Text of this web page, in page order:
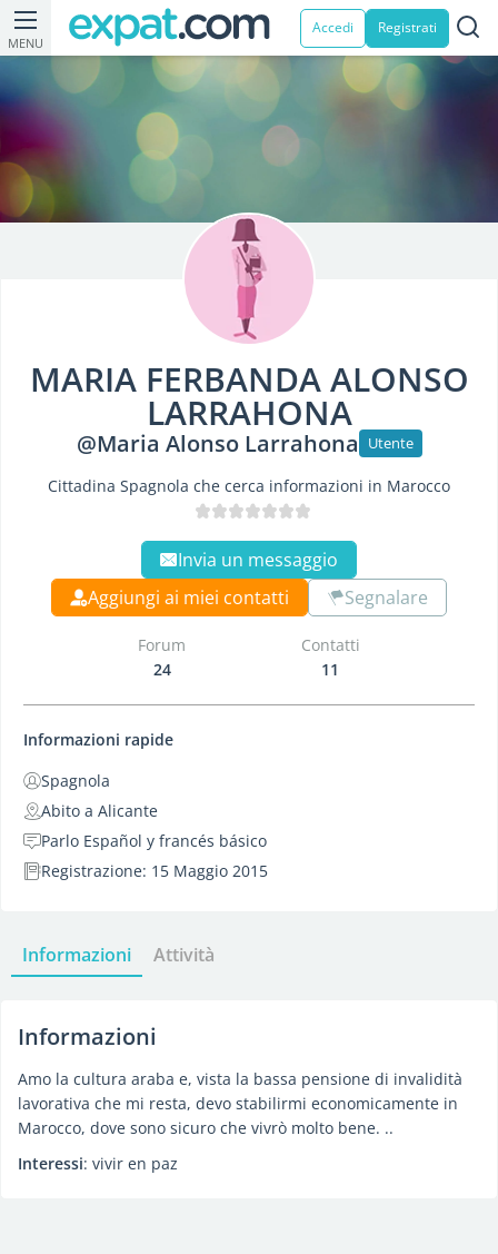
MENU
Accedi Registrati
MARIA FERBANDA ALONSO
LARRAHONA
@Maria Alonso Larrahona Utente
Cittadina Spagnola che cerca informazioni in Marocco
Invia un messaggio
Aggiungi ai miei contatti
Segnalare
Forum
24
Contatti
11
Informazioni rapide
Spagnola
Abito a Alicante
Parlo Español y francés básico
Registrazione: 15 Maggio 2015
Informazioni Attività
Informazioni
Amo la cultura araba e, vista la bassa pensione di invalidità
lavorativa che mi resta, devo stabilirmi economicamente in
Marocco, dove sono sicuro che vivrò molto bene. ..
Interessi: vivir en paz